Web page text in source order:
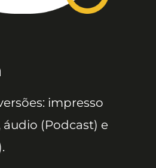
impresso
(Podcast) e